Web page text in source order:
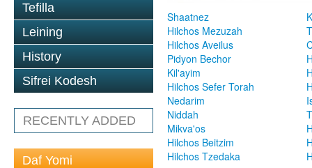
Tefilla
Leining
History
Sifrei Kodesh
RECENTLY ADDED
Daf Yomi
Shaatnez
Hilchos Mezuzah
Hilchos Aveilus
Pidyon Bechor
Kil'ayim
Hilchos Sefer Torah
Nedarim
Niddah
Mikva'os
Hilchos Beitzim
Hilchos Tzedaka